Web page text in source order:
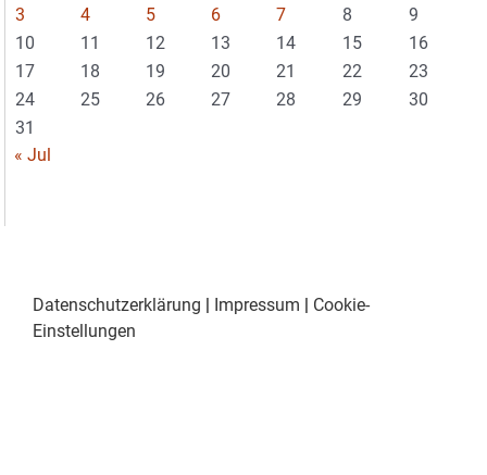
3
4 5 6 7 8
9
10
11 12 13 14 15
16
17
18 19 20 21 22
23
24
25 26 27 28 29
30
31
« Jul
Datenschutzerklärung | Impressum | Cookie-
Einstellungen